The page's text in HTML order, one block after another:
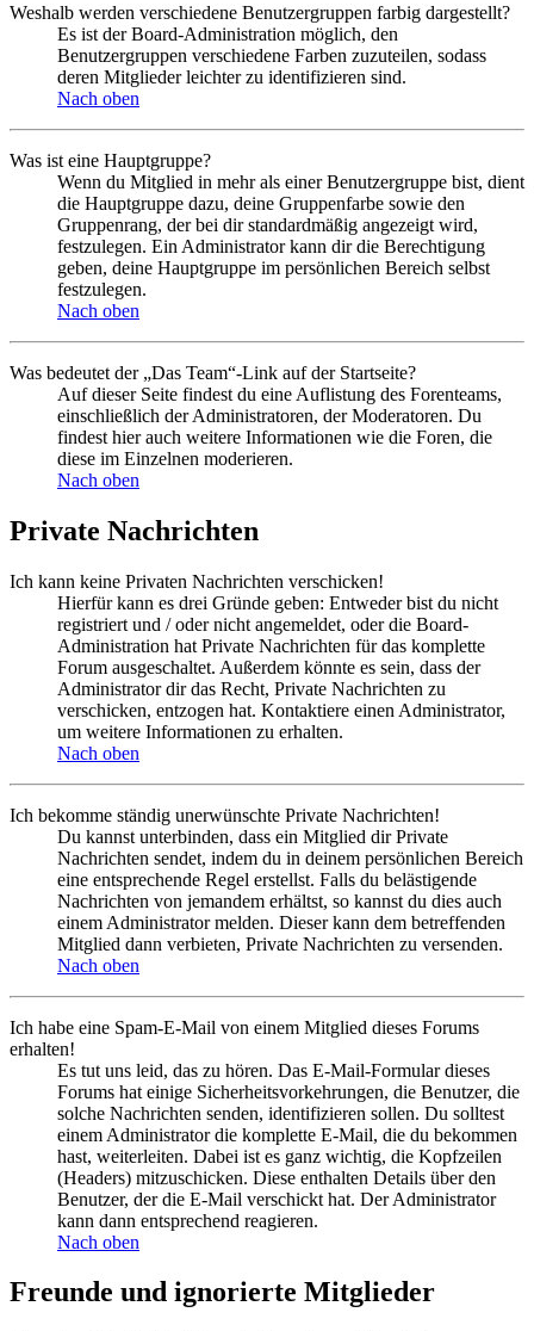
Weshalb werden verschiedene Benutzergruppen farbig dargestellt?
Es ist der Board-Administration möglich, den
Benutzergruppen verschiedene Farben zuzuteilen, sodass
deren Mitglieder leichter zu identifizieren sind.
Nach oben
Was ist eine Hauptgruppe?
Wenn du Mitglied in mehr als einer Benutzergruppe bist, dient
die Hauptgruppe dazu, deine Gruppenfarbe sowie den
Gruppenrang, der bei dir standardmäßig angezeigt wird,
festzulegen. Ein Administrator kann dir die Berechtigung
geben, deine Hauptgruppe im persönlichen Bereich selbst
festzulegen.
Nach oben
Was bedeutet der „Das Team“-Link auf der Startseite?
Auf dieser Seite findest du eine Auflistung des Forenteams,
einschließlich der Administratoren, der Moderatoren. Du
findest hier auch weitere Informationen wie die Foren, die
diese im Einzelnen moderieren.
Nach oben
Private Nachrichten
Ich kann keine Privaten Nachrichten verschicken!
Hierfür kann es drei Gründe geben: Entweder bist du nicht
registriert und / oder nicht angemeldet, oder die Board-
Administration hat Private Nachrichten für das komplette
Forum ausgeschaltet. Außerdem könnte es sein, dass der
Administrator dir das Recht, Private Nachrichten zu
verschicken, entzogen hat. Kontaktiere einen Administrator,
um weitere Informationen zu erhalten.
Nach oben
Ich bekomme ständig unerwünschte Private Nachrichten!
Du kannst unterbinden, dass ein Mitglied dir Private
Nachrichten sendet, indem du in deinem persönlichen Bereich
eine entsprechende Regel erstellst. Falls du belästigende
Nachrichten von jemandem erhältst, so kannst du dies auch
einem Administrator melden. Dieser kann dem betreffenden
Mitglied dann verbieten, Private Nachrichten zu versenden.
Nach oben
Ich habe eine Spam-E-Mail von einem Mitglied dieses Forums
erhalten!
Es tut uns leid, das zu hören. Das E-Mail-Formular dieses
Forums hat einige Sicherheitsvorkehrungen, die Benutzer, die
solche Nachrichten senden, identifizieren sollen. Du solltest
einem Administrator die komplette E-Mail, die du bekommen
hast, weiterleiten. Dabei ist es ganz wichtig, die Kopfzeilen
(Headers) mitzuschicken. Diese enthalten Details über den
Benutzer, der die E-Mail verschickt hat. Der Administrator
kann dann entsprechend reagieren.
Nach oben
Freunde und ignorierte Mitglieder